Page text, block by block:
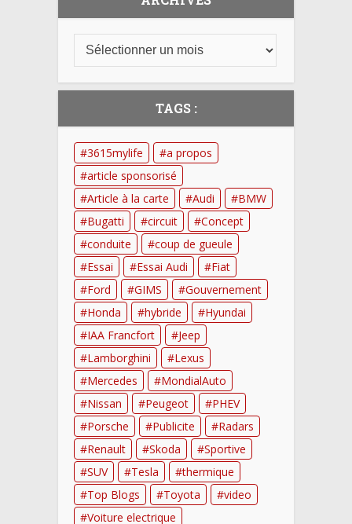
TAGS :
3615mylife
a propos
article sponsorisé
Article à la carte
Audi
BMW
Bugatti
circuit
Concept
conduite
coup de gueule
Essai
Essai Audi
Fiat
Ford
GIMS
Gouvernement
Honda
hybride
Hyundai
IAA Francfort
Jeep
Lamborghini
Lexus
Mercedes
MondialAuto
Nissan
Peugeot
PHEV
Porsche
Publicite
Radars
Renault
Skoda
Sportive
SUV
Tesla
thermique
Top Blogs
Toyota
video
Voiture electrique